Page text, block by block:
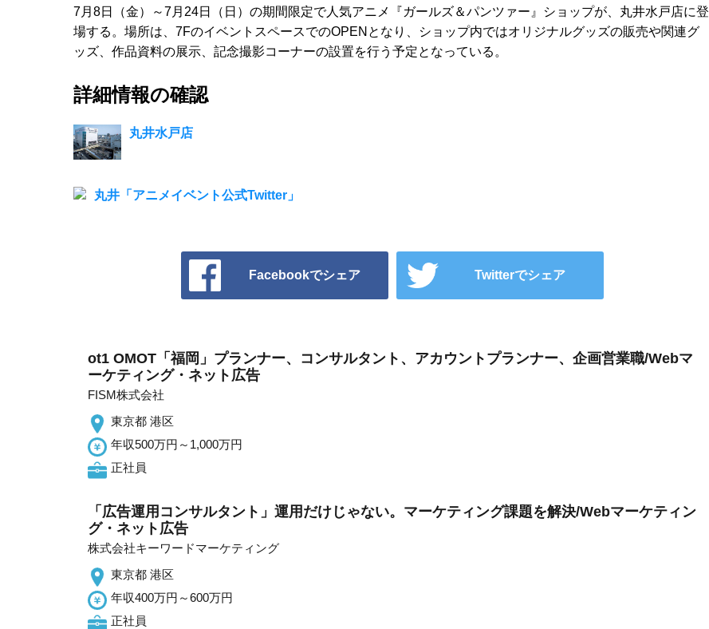
7月8日（金）～7月24日（日）の期間限定で人気アニメ『ガールズ＆パンツァー』ショップが、丸井水戸店に登
場する。場所は、7FのイベントスペースでのOPENとなり、ショップ内ではオリジナルグッズの販売や関連グ
ッズ、作品資料の展示、記念撮影コーナーの設置を行う予定となっている。
詳細情報の確認
丸井水戸店
丸井「アニメイベント公式Twitter」
Facebookでシェア Twitterでシェア
ot1 OMOT「福岡」プランナー、コンサルタント、アカウントプランナー、企画営業職/Webマ
ーケティング・ネット広告
FISM株式会社
東京都 港区
年収500万円～1,000万円
正社員
「広告運用コンサルタント」運用だけじゃない。マーケティング課題を解決/Webマーケティン
グ・ネット広告
株式会社キーワードマーケティング
東京都 港区
年収400万円～600万円
正社員